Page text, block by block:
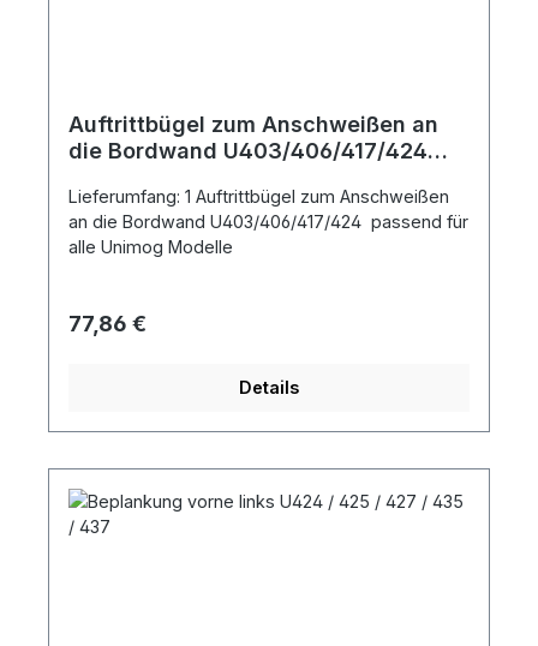
Auftrittbügel zum Anschweißen an
die Bordwand U403/406/417/424
Lieferumfang: 1 Auftrittbügel zum Anschweißen
an die Bordwand U403/406/417/424 passend für
alle Unimog Modelle
Regulärer Preis:
77,86 €
Details